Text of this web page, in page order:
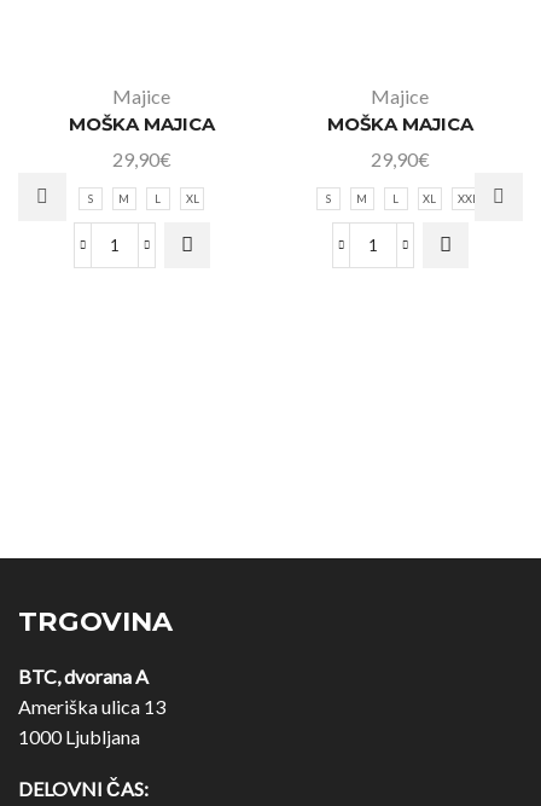
Majice
MOŠKA MAJICA
29,90€
S M L XL
Majice
MOŠKA MAJICA
29,90€
S M L XL XXL
TRGOVINA
BTC, dvorana A
Ameriška ulica 13
1000 Ljubljana
DELOVNI ČAS: